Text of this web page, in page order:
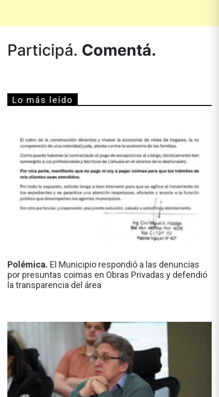
Participá. Comentá.
Lo más leído
Polémica. El Municipio respondió a las denuncias
por presuntas coimas en Obras Privadas y defendió
la transparencia del área